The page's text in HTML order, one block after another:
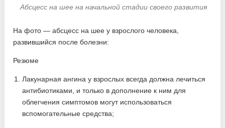
Абсцесс на шее на начальной стадии своего развития
На фото — абсцесс на шее у взрослого человека,
развившийся после болезни:
Резюме
Лакунарная ангина у взрослых всегда должна лечиться
антибиотиками, и только в дополнение к ним для
облегчения симптомов могут использоваться
вспомогательные средства;